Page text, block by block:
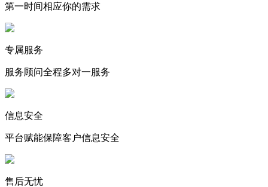
第一时间相应你的需求
专属服务
服务顾问全程多对一服务
信息安全
平台赋能保障客户信息安全
售后无忧